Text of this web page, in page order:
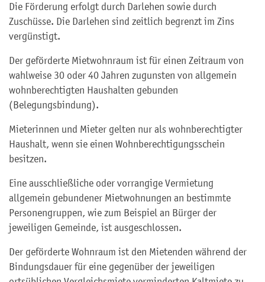
Die Förderung erfolgt durch Darlehen sowie durch
Zuschüsse. Die Darlehen sind zeitlich begrenzt im Zins
vergünstigt.
Der geförderte Mietwohnraum ist für einen Zeitraum von
wahlweise 30 oder 40 Jahren zugunsten von allgemein
wohnberechtigten Haushalten gebunden
(Belegungsbindung).
Mieterinnen und Mieter gelten nur als wohnberechtigter
Haushalt, wenn sie einen Wohnberechtigungsschein
besitzen.
Eine ausschließliche oder vorrangige Vermietung
allgemein gebundener Mietwohnungen an bestimmte
Personengruppen, wie zum Beispiel an Bürger der
jeweiligen Gemeinde, ist ausgeschlossen.
Der geförderte Wohnraum ist den Mietenden während der
Bindungsdauer für eine gegenüber der jeweiligen